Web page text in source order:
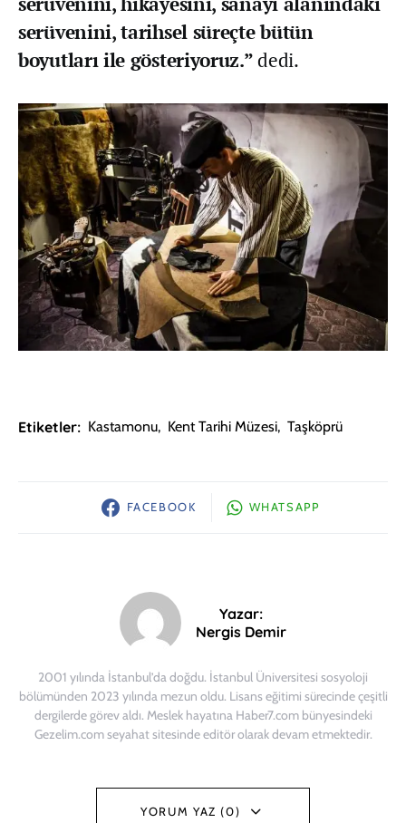
serüvenini, tarihsel süreçte bütün
boyutları ile gösteriyoruz.”dedi.
Etiketler: Kastamonu, Kent Tarihi Müzesi, Taşköprü
FACEBOOK WHATSAPP
Yazar:
Nergis Demir
2001 yılında İstanbul’da doğdu. İstanbul Üniversitesi sosyoloji
bölümünden 2023 yılında mezun oldu. Lisans eğitimi sürecinde çeşitli
dergilerde görev aldı. Meslek hayatına Haber7.com bünyesindeki
Gezelim.com seyahat sitesinde editör olarak devam etmektedir.
YORUM YAZ (0)